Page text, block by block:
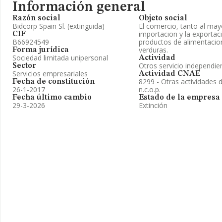
Información general
Razón social
Bidcorp Spain Sl. (extinguida)
CIF
B66924549
Forma jurídica
Sociedad limitada unipersonal
Sector
Servicios empresariales
Fecha de constitución
26-1-2017
Fecha último cambio
29-3-2026
Objeto social
El comercio, tanto al
importacion y la
productos de
verduras.
Actividad
Otros servicio
Actividad CNAE
8299 - Otras actividades
n.c.o.p.
Estado de la empresa
Extinción